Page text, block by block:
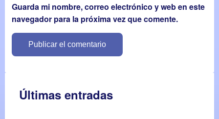
Guarda mi nombre, correo electrónico y web en este
navegador para la próxima vez que comente.
Últimas entradas